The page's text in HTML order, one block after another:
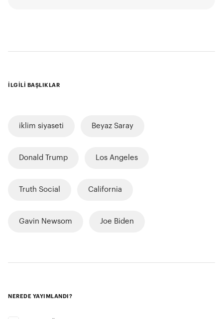
İLGİLİ BAŞLIKLAR
iklim siyaseti Beyaz Saray
Donald Trump Los Angeles
Truth Social California
Gavin Newsom Joe Biden
NEREDE YAYIMLANDI?